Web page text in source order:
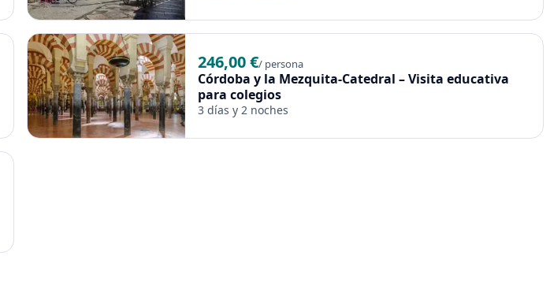
246,00 €/ persona
Córdoba y la Mezquita-Catedral – Visita educativa
para colegios
3 días y 2 noches